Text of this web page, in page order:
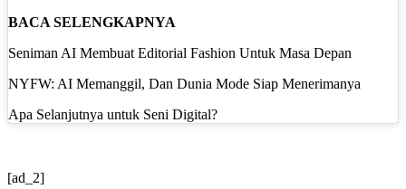
BACA SELENGKAPNYA
Seniman AI Membuat Editorial Fashion Untuk Masa Depan
NYFW: AI Memanggil, Dan Dunia Mode Siap Menerimanya
Apa Selanjutnya untuk Seni Digital?
[ad_2]